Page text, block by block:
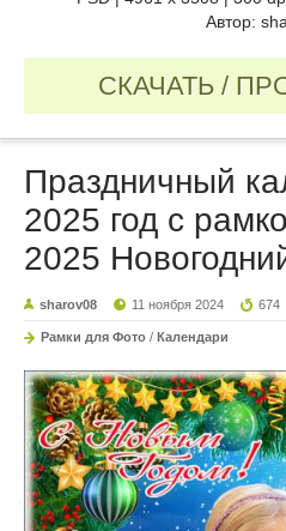
Автор:
СКАЧАТЬ /
Праздничный
2025 год с
2025
sharov08 11 ноября 2024 674
Рамки для Фото / Календари